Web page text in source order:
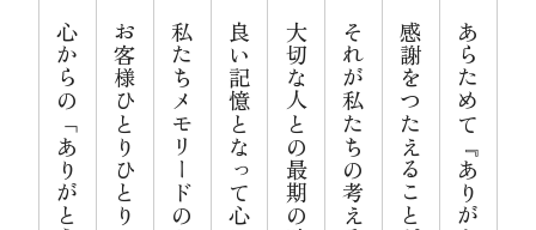
施設案内
お知らせ
資料請求 あらためて『ありがとう』と
大切な人との最期の時間が
私たちメモリードのお葬式は